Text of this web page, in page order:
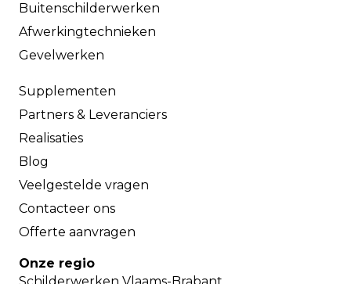
Buitenschilderwerken
Afwerkingtechnieken
Gevelwerken
Supplementen
Partners & Leveranciers
Realisaties
Blog
Veelgestelde vragen
Contacteer ons
Offerte aanvragen
Onze regio